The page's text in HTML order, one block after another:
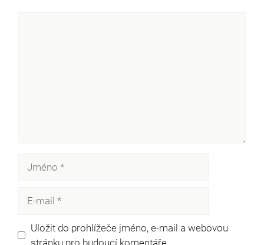
mail
Uložit do prohlížeče jméno, e-mail a webovou
stránku pro budoucí komentáře.